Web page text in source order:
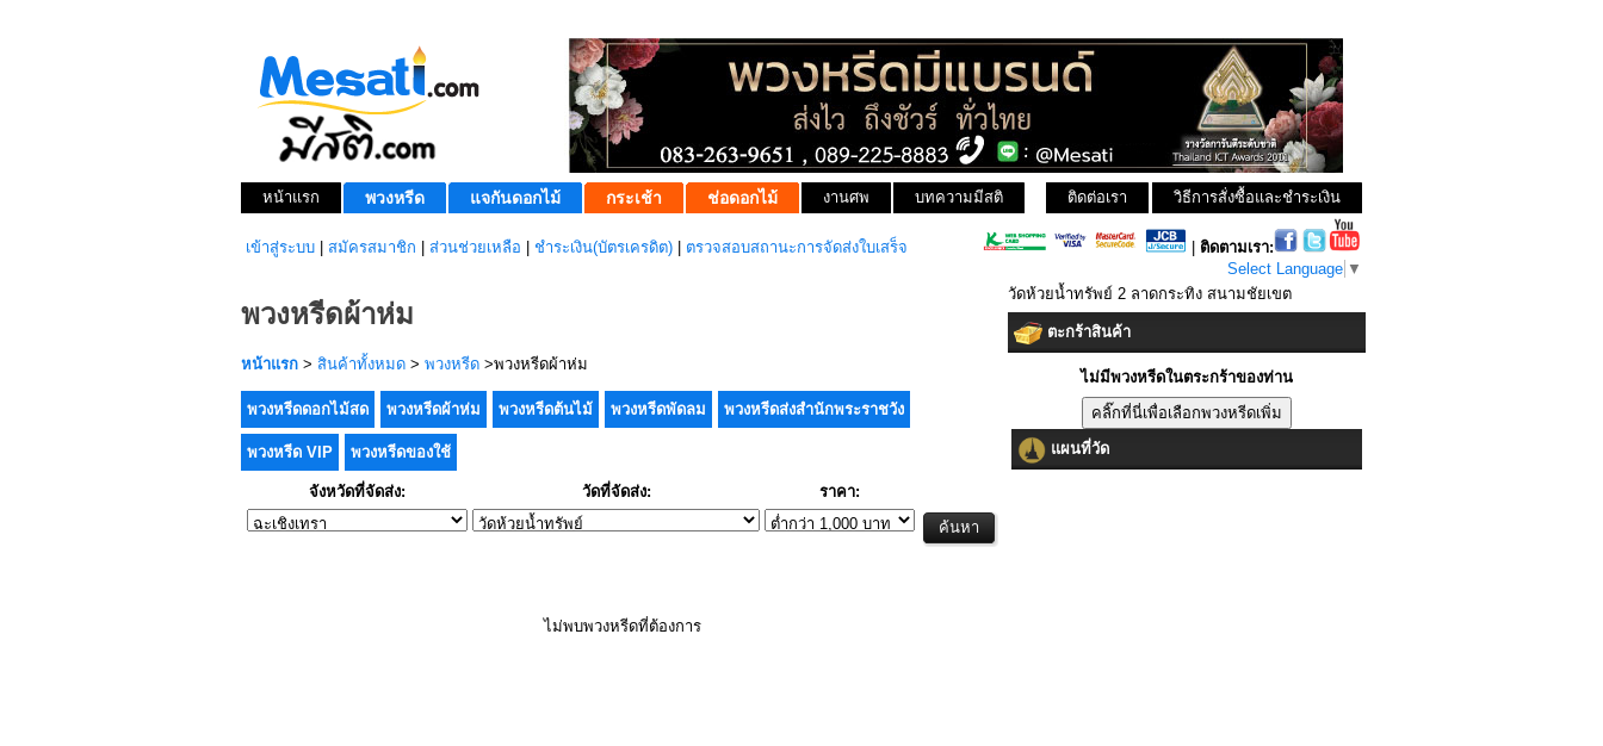
หน้าแรก พวงหรีด แจกันดอกไม้ กระเช้า ช่อดอกไม้ งานศพ บทความมีสติ วิธีการสั่งซื้อและชำระเงิน
ติดต่อเรา
เข้าสู่ระบบ สมัครสมาชิก ส่วนช่วยเหลือ ชำระเงิน(บัตรเครดิต) ตรวจสอบสถานะการจัดส่งใบเสร็จ
ติดตามเรา:
Select Language ▼
พวงหรีดผ้าห่ม
หน้าแรก > สินค้าทั้งหมด > พวงหรีด >พวงหรีดผ้าห่ม
พวงหรีดดอกไม้สด พวงหรีดผ้าห่ม พวงหรีดต้นไม้ พวงหรีดพัดลม พวงหรีดส่งสำนักพระราชวัง
พวงหรีด VIP พวงหรีดของใช้
จังหวัดที่จัดส่ง: วัดที่จัดส่ง: ราคา:
ไม่พบพวงหรีดที่ต้องการ
วัดห้วยน้ำทรัพย์ 2 ลาดกระทิง สนามชัยเขต
ตะกร้าสินค้า
ไม่มีพวงหรีดในตระกร้าของท่าน
แผนที่วัด